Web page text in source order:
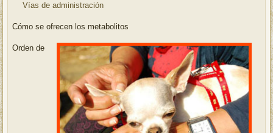
Vías de administración
Cómo se ofrecen los metabolitos
Orden de